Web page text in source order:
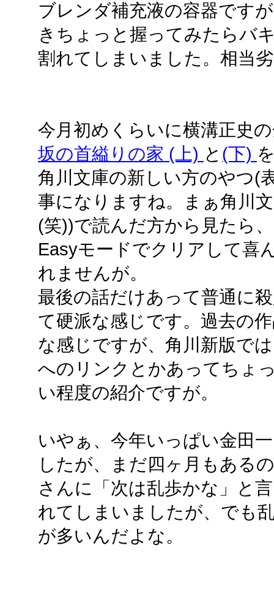
ブレンダ補充液の容器です
きちょっと握ってみたらバ
割れてしまいました。相当
今月初めくらいに横溝正史
坂の首縊りの家 (上) と (下)
角川文庫の新しい方のやつ(
事になりますね。まぁ角川
(笑))で読んだ方から見たら
Easyモードでクリアして喜
れませんが。
最後の話だけあって普通に
て硬派な感じです。過去の
な感じですが、角川新版で
へのリンクとかあってちょ
い程度の紹介ですが。
いやぁ、今年いっぱい金田
したが、まだ四ヶ月もある
さんに「次は乱歩かな」と
れてしまいましたが、でも
が多いんだよな。